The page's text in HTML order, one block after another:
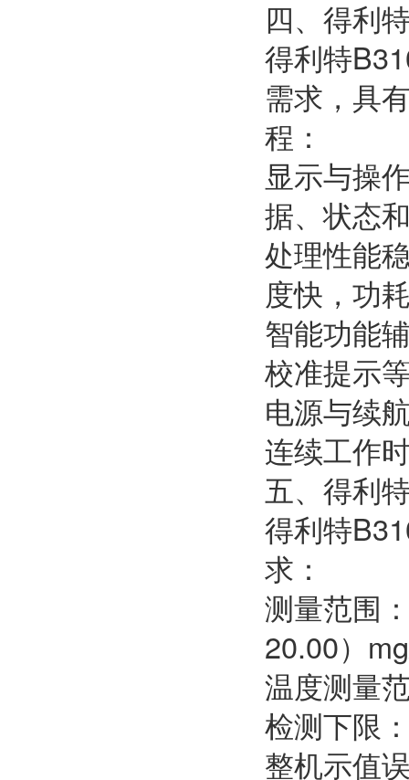
四、得利
得利特
需求，具
程：
显示与操
据、状态
处理性能
度快，功
智能功能
校准提示
电源与续
连续工作
五、得利
得利特
求：
测量范围
20.00）
温度测量
检测下限
整机示值